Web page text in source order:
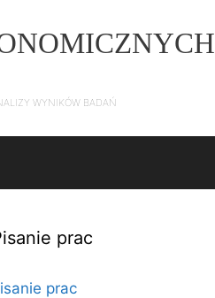
WYNIKÓW BADAŃ
prac
prac